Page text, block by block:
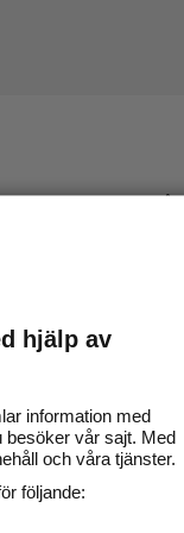
din företagssida på
Helt
på och hantera dina
hjälp av
information med
besöker vår sajt. Med
och våra tjänster.
följande: